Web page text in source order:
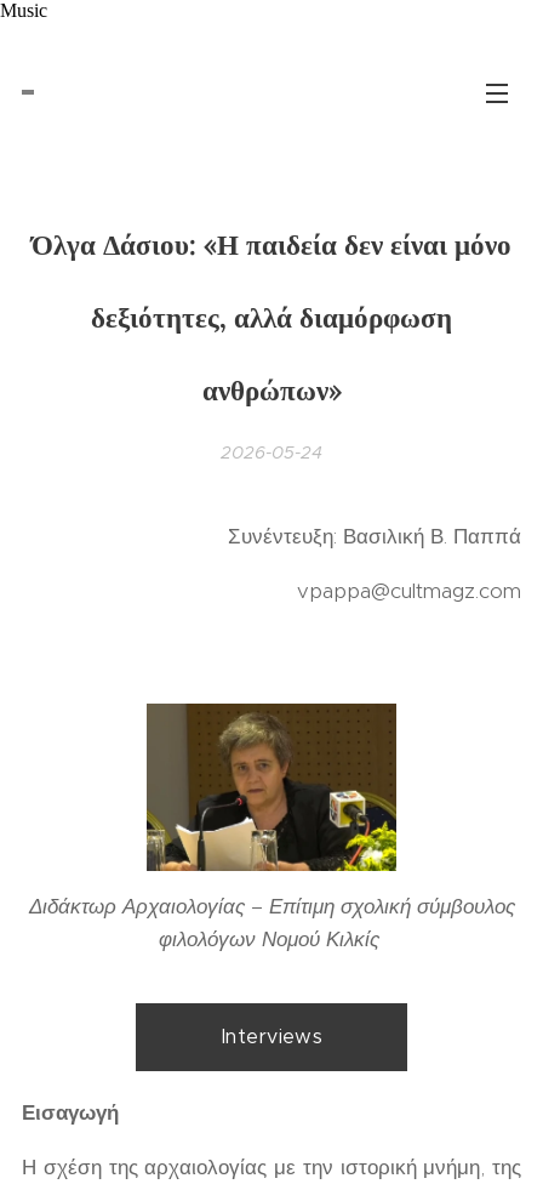
Music
Όλγα Δάσιου: «Η παιδεία δεν είναι μόνο
δεξιότητες, αλλά διαμόρφωση
ανθρώπων»
2026-05-24
Συνέντευξη: Βασιλική Β. Παππά
vpappa@cultmagz.com
Διδάκτωρ Αρχαιολογίας – Επίτιμη σχολική σύμβουλος
φιλολόγων Νομού Κιλκίς
Interviews
Εισαγωγή
Η σχέση της αρχαιολογίας με την ιστορική μνήμη, της